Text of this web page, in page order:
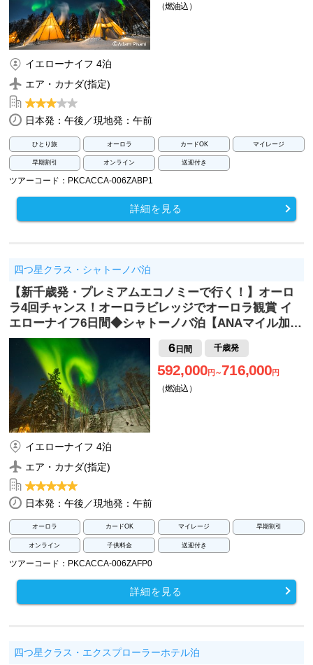
（燃油込）
イエローナイフ 4泊
エア・カナダ(指定)
日本発：午後／現地発：午前
ひとり旅 オーロラ カードOK マイレージ
早期割引 オンライン 送迎付き
ツアーコード：PKCACCA-006ZABP1
詳細を見る
四つ星クラス・シャトーノバ泊
【新千歳発・プレミアムエコノミーで行く！】オーロ
ラ4回チャンス！オーロラビレッジでオーロラ観賞 イ
エローナイフ6日間◆シャトーノバ泊【ANAマイル加…
6日間 千歳発
592,000円～716,000円
（燃油込）
イエローナイフ 4泊
エア・カナダ(指定)
日本発：午後／現地発：午前
オーロラ カードOK マイレージ 早期割引
オンライン 子供料金 送迎付き
ツアーコード：PKCACCA-006ZAFP0
詳細を見る
四つ星クラス・エクスプローラーホテル泊